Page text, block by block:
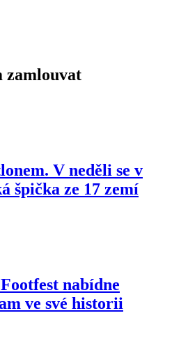
zamlouvat
V neděli se v
špička ze 17 zemí
nabídne
ve své historii